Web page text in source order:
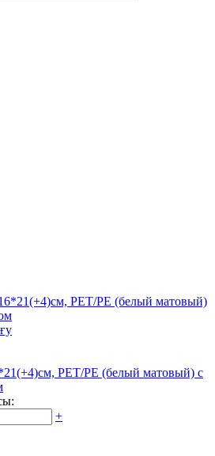
PET/PE (белый матовый) с
+